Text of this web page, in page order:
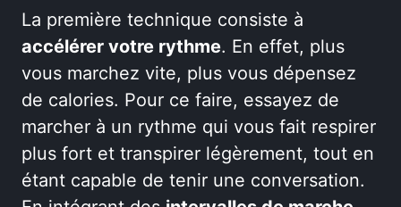
La première technique consiste à
accélérer votre rythme. En effet, plus
vous marchez vite, plus vous dépensez
de calories. Pour ce faire, essayez de
marcher à un rythme qui vous fait respirer
plus fort et transpirer légèrement, tout en
étant capable de tenir une conversation.